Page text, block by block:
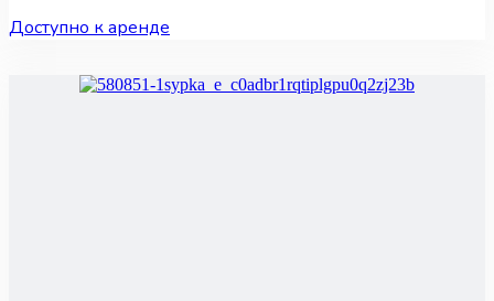
Доступно к аренде